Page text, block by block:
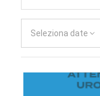
Seleziona date